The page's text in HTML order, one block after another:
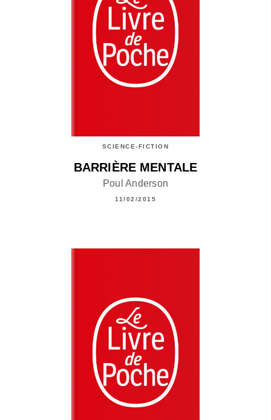
SCIENCE-FICTION
BARRIÈRE MENTALE
Poul Anderson
11/02/2015